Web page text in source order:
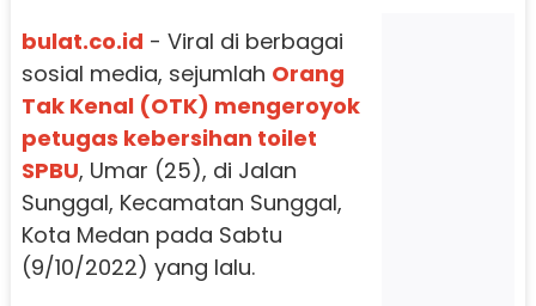
bulat.co.id - Viral di berbagai
sosial media, sejumlah Orang
Tak Kenal (OTK) mengeroyok
petugas kebersihan toilet
SPBU, Umar (25), di Jalan
Sunggal, Kecamatan Sunggal,
Kota Medan pada Sabtu
(9/10/2022) yang lalu.